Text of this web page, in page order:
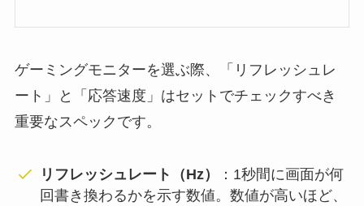
ゲーミングモニターを選ぶ際、「リフレッシュレ
ート」と「応答速度」はセットでチェックすべき
重要なスペックです。
リフレッシュレート（Hz）
：1秒間に画面が何
回書き換わるかを示す数値。数値が高いほど、